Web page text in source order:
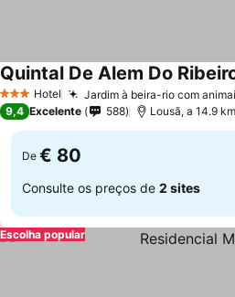
3 EstrelasHotel Jardim à beira-rio com
Quintal De Alem Do
9,4 Excelente 588 Lousã, a 14.9
De € 80
Consulte os preços de 2 sites
Escolha popular